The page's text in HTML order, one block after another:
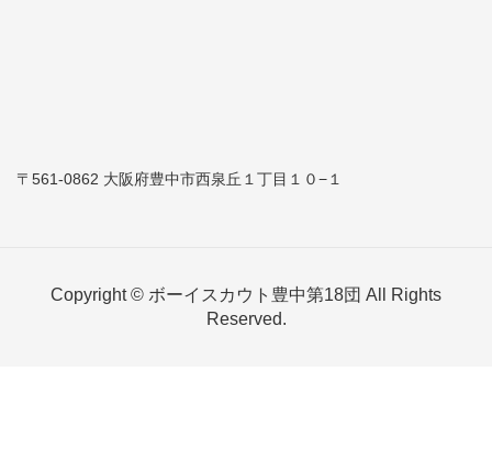
〒561-0862 大阪府豊中市西泉丘１丁目１０−１
Copyright © ボーイスカウト豊中第18団 All Rights
Reserved.